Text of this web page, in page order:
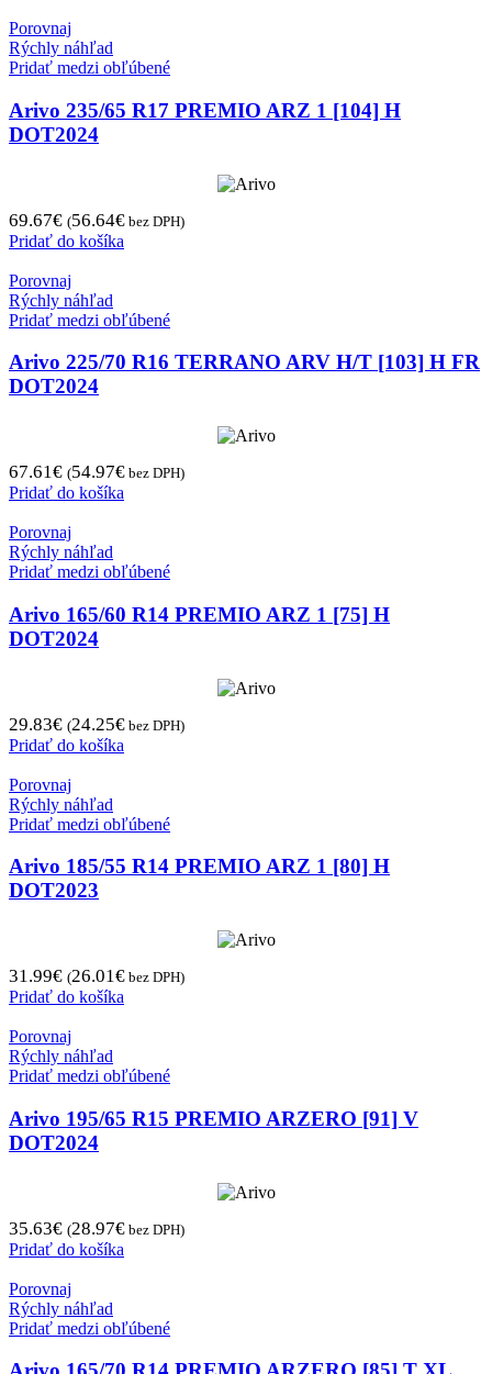
Porovnaj
Rýchly náhľad
Pridať medzi obľúbené
Arivo 235/65 R17 PREMIO ARZ 1 [104] H
DOT2024
69.67€ (56.64€ bez DPH)
Pridať do košíka
Porovnaj
Rýchly náhľad
Pridať medzi obľúbené
Arivo 225/70 R16 TERRANO ARV H/T [103] H FR
DOT2024
67.61€ (54.97€ bez DPH)
Pridať do košíka
Porovnaj
Rýchly náhľad
Pridať medzi obľúbené
Arivo 165/60 R14 PREMIO ARZ 1 [75] H
DOT2024
29.83€ (24.25€ bez DPH)
Pridať do košíka
Porovnaj
Rýchly náhľad
Pridať medzi obľúbené
Arivo 185/55 R14 PREMIO ARZ 1 [80] H
DOT2023
31.99€ (26.01€ bez DPH)
Pridať do košíka
Porovnaj
Rýchly náhľad
Pridať medzi obľúbené
Arivo 195/65 R15 PREMIO ARZERO [91] V
DOT2024
35.63€ (28.97€ bez DPH)
Pridať do košíka
Porovnaj
Rýchly náhľad
Pridať medzi obľúbené